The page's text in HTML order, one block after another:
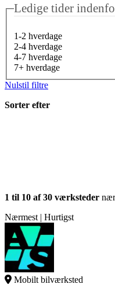
Ledige tider
1-2 hverdage
2-4 hverdage
4-7 hverdage
7+ hverdage
Nulstil filtre
Sorter efter
1 til 10 af 30 værksteder
Nærmest | Hurtigst
Mobilt bilværksted